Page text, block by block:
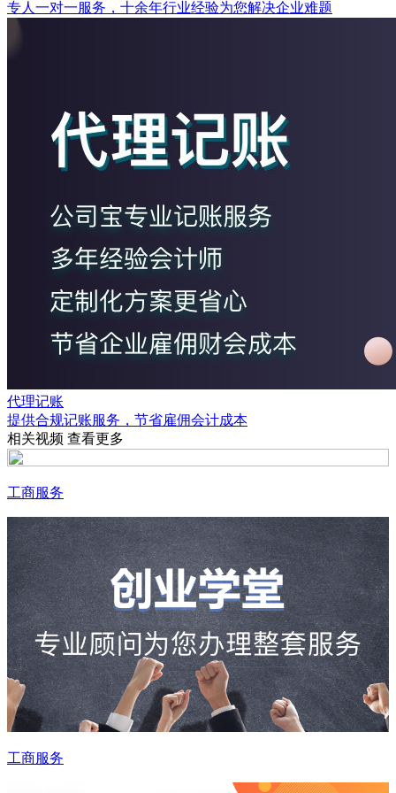
专人一对一服务，十余年行业经验为您解决企业难题
代理记账
提供合规记账服务，节省雇佣会计成本
相关视频 查看更多
工商服务
工商服务